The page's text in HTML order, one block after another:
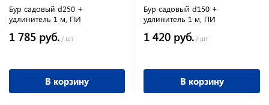
Бур садовый d250 +
удлинитель 1 м, ПИ
1 785 руб. / шт
В корзину
Бур садовый d150 +
удлинитель 1 м, ПИ
1 420 руб. / шт
В корзину